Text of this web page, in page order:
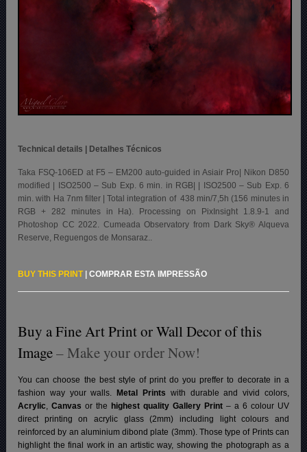
Technical details | Detalhes Técnicos
Taka FSQ-106ED at F5 – EM200 auto-guided in Asiair Pro| Nikon D850
modified | ISO2500 – Sub Exp. 6 min. in RGB| | ISO2500 – Sub Exp. 6
min. with Ha 7nm filter | Total integration of 438 min/7,5h (156 minutes in
RGB + 282 minutes in Ha). Processing on PixInsight 1.8.9-1 and
Photoshop CC 2022. Cumeada Observatory from Dark Sky® Alqueva
Reserve, Reguengos de Monsaraz..
BUY THIS PRINT|COMPRAR ESTA IMPRESSÃO
Buy a Fine Art Print or Wall Decor of this
Image– Make your order Now!
You can choose the best style of print do you preffer to decorate in a
fashion way your walls.Metal Prints with durable and vivid colors,
Acrylic ,Canvas or the highest quality Gallery Print– a 6 colour UV
direct printing on acrylic glass (2mm) including light colours and
reinforced by an aluminium dibond plate (3mm). Those type of Prints can
highlight the final work in an artistic way, showing the photograph as a